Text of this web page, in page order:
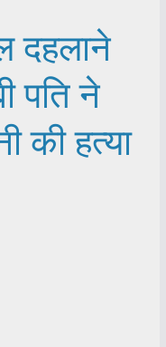
दहलाने
पति ने
की हत्या